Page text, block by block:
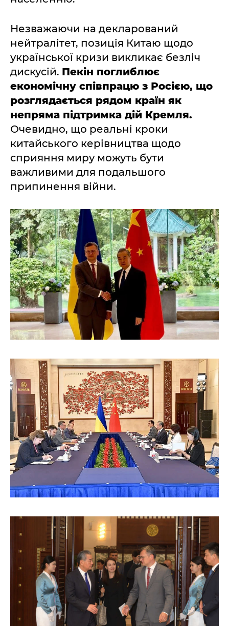
Незважаючи на декларований
нейтралітет, позиція Китаю щодо
української кризи викликає безліч
дискусій. Пекін поглиблює
економічну співпрацю з Росією, що
розглядається рядом країн як
непряма підтримка дій Кремля.
Очевидно, що реальні кроки
китайського керівництва щодо
сприяння миру можуть бути
важливими для подальшого
припинення війни.